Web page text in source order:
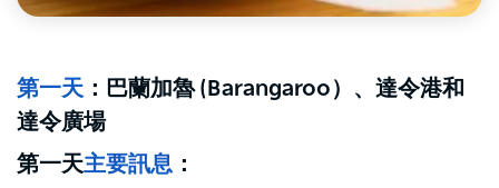
第一天 ：巴蘭加魯 (Barangaroo）、達令港和
達令廣場
第一天主要訊息 ：